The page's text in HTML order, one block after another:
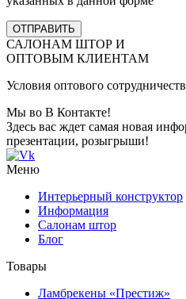
ОТПРАВИТЬ
САЛОНАМ ШТОР И
ОПТОВЫМ КЛИЕНТАМ
Условия оптового
Мы во В Контакте!
Здесь вас ждет самая новая
презентации, розыгрыши!
Меню
Интерьерный конструктор
Информация
Салонам штор
Блог
Товары
Ламбрекены «Престиж»